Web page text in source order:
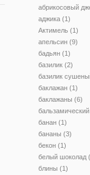
абрикосовый
аджика (1)
Актимель (1)
апельсин (9)
бадьян (1)
базилик (2)
базилик
баклажан (1)
баклажаны (6)
банан (1)
бананы (3)
бекон (1)
белый шоколад
блины (1)